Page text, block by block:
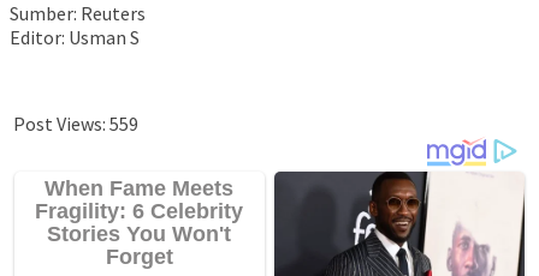
Sumber: Reuters
Editor: Usman S
Post Views: 559